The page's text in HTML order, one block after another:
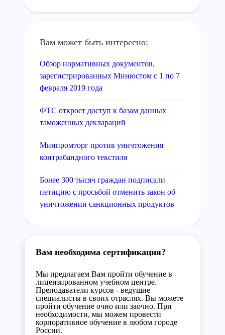
Вам может быть интересно:
Обзор нормативных документов,
зарегистрированных Минюстом с 1 по 7
февраля 2019 года
ФТС откроет доступ к базам данных
таможенных деклараций
Минпромторг против уничтожения
контрабандного текстиля
Более 300 тысяч граждан подписали
петицию с просьбой отменить закон об
уничтожении санкционных продуктов
Вам необходима сертификация?
Мы предлагаем Вам пройти обучение в
лицензированном учебном центре.
Преподаватели курсов - ведущие
специалисты в своих отраслях. Вы можете
пройти обучение очно или заочно. При
необходимости, мы можем провести
корпоративное обучение в любом городе
России.